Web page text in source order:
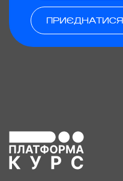
ПРИЄДНАТИСЯ